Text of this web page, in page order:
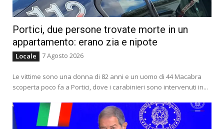
Portici, due persone trovate morte in un
appartamento: erano zia e nipote
Locale 7 Agosto 2026
Le vittime sono una donna di 82 anni e un uomo di 44 Macabra
scoperta poco fa a Portici, dove i carabinieri sono intervenuti in...